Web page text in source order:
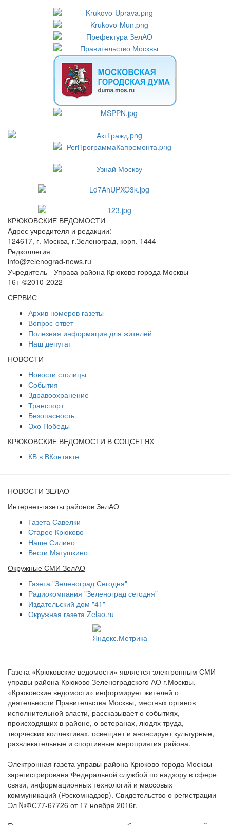
КРЮКОВСКИЕ ВЕДОМОСТИ
Адрес учредителя и редакции:
124617, г. Москва, г.Зеленоград, корп. 1444
Редколлегия
info@zelenograd-news.ru
Учредитель - Управа района Крюково города Москвы
16+ ©2010-2022
СЕРВИС
Архив номеров газеты
Вопрос-ответ
Полезная информация для жителей
Наш депутат
НОВОСТИ
Новости столицы
События
Здравоохранение
Транспорт
Безопасность
Эхо Победы
КРЮКОВСКИЕ ВЕДОМОСТИ В СОЦСЕТЯХ
КВ в ВКонтакте
НОВОСТИ ЗЕЛАО
Интернет-газеты районов ЗелАО
Газета Савелки
Старое Крюково
Наше Силино
Вести Матушкино
Окружные СМИ ЗелАО
Газета "Зеленоград Сегодня"
Радиокомпания "Зеленоград сегодня"
Издательский дом "41"
Окружная газета Zelao.ru
Газета «Крюковские ведомости» является электронным СМИ
управы района Крюково Зеленоградского АО г.Москвы.
«Крюковские ведомости» информирует жителей о
деятельности Правительства Москвы, местных органов
исполнительной власти, рассказывает о событиях,
происходящих в районе, о ветеранах, людях труда,
творческих коллективах, освещает и анонсирует культурные,
развлекательные и спортивные мероприятия района.
Электронная газета управы района Крюково города Москвы
зарегистрирована Федеральной службой по надзору в сфере
связи, информационных технологий и массовых
коммуникаций (Роскомнадзор). Свидетельство о регистрации
Эл №ФС77-67726 от 17 ноября 2016г.